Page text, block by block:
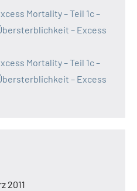
Mortality – Teil 1c –
– Excess
Mortality – Teil 1c –
– Excess
2011